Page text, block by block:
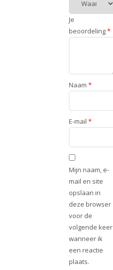
Je
beoordeling*
Naam *
E-mail *
Mijn naam, e-
mail en site
opslaan in
deze browser
voor de
volgende keer
wanneer ik
een reactie
plaats.